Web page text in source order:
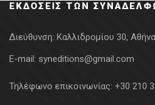
ΕΚΔΌΣΕΙΣ ΤΩΝ
Διεύθυνση: Καλλιδρομίου 30, Αθήνα
E-mail: syneditions@gmail.com
Τηλέφωνο επικοινωνίας: +30 210